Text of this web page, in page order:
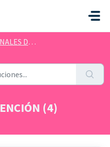
DE ATENCIÓN
(4)